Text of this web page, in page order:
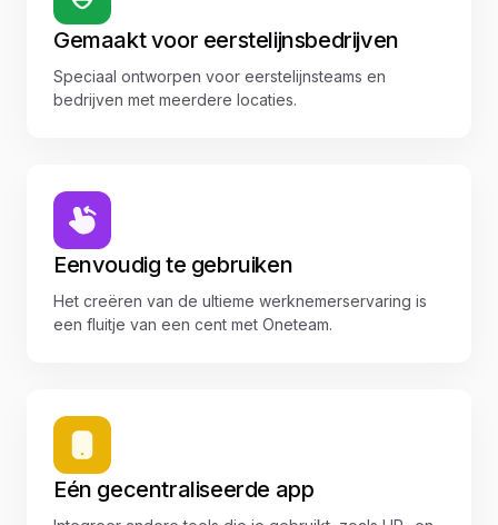
Gemaakt voor eerstelijnsbedrijven
Speciaal ontworpen voor eerstelijnsteams en
bedrijven met meerdere locaties.
Eenvoudig te gebruiken
Het creëren van de ultieme werknemerservaring is
een fluitje van een cent met Oneteam.
Eén gecentraliseerde app